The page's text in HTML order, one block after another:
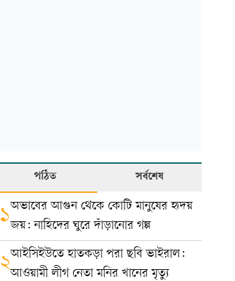
পঠিত সর্বশেষ
১অভাবের আগুন থেকে কোটি মানুষের হৃদয়
জয়: নাহিদের ঘুরে দাঁড়ানোর গল্প
২আইসিইউতে হাতকড়া পরা ছবি ভাইরাল:
আওয়ামী লীগ নেতা মনির খানের মৃত্যু